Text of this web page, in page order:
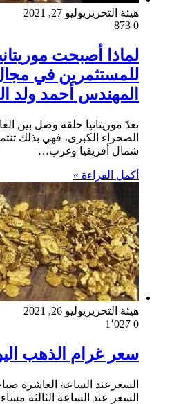
هيئة التحرير يوليو 27, 2021
0
لماذا أصبحت
للمستثمرين في
المهندس أحمد ولد
تعدّ موريتانيا حلقة وصل بين
الصحراء الكبرى، فهي بذلك
شمال أفريقيا وغرب…
أكمل القراءة »
هيئة التحرير يوليو 26, 2021
0
سعر غرام الذهب اليوم: 26/ 07/
السعر عند الساعة الثالثة مساء: 20853.4 أوقية